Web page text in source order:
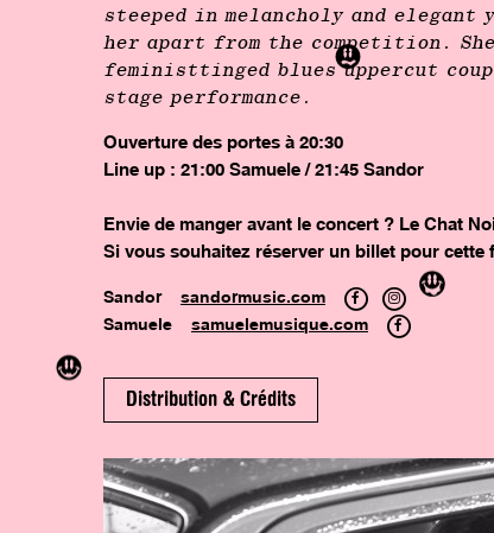
steeped in melancholy and
her apart from the competition. She
feministtinged blues uppercut
stage performance.
Ouverture des portes à 20:30
Line up : 21:00 Samuele / 21:45 Sandor
Envie de manger avant le concert ? Le Chat
Si vous souhaitez réserver un billet pour cette
Sandor sandormusic.com
Samuele samuelemusique.com
Distribution & Crédits